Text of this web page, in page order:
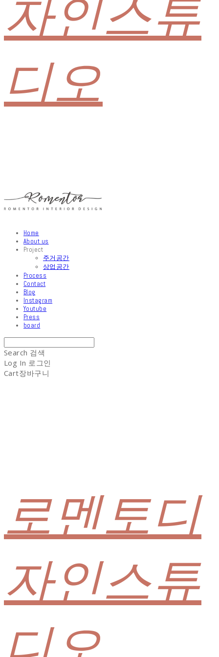
자인스튜
디오
Home
About us
Project
주거공간
상업공간
Process
Contact
Blog
Instagram
Youtube
Press
board
Search 검색
Log In 로그인
Cart장바구니
로멘토디
자인스튜